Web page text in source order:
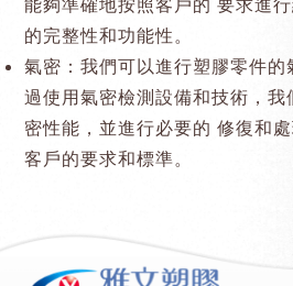
能夠準確地按照客戶的 要求進
的完整性和功能性。
氣密：我們可以進行塑膠零件
過使用氣密檢測設備和技術，
密性能，並進行必要的 修復和
客戶的要求和標準。